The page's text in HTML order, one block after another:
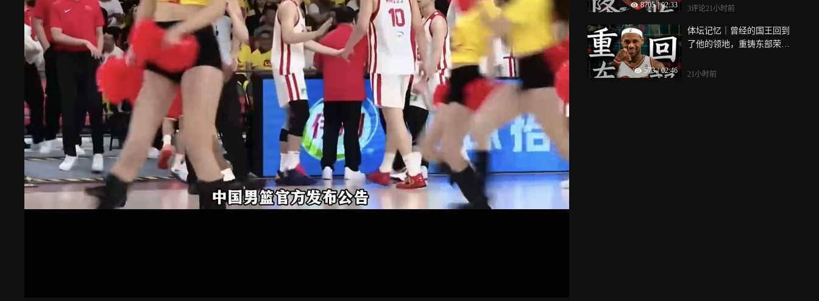
8705 | 02:33 3评论21小时前
573 | 02:46
体坛记忆｜曾经的国王回到
了他的领地，重铸东部荣光
21小时前